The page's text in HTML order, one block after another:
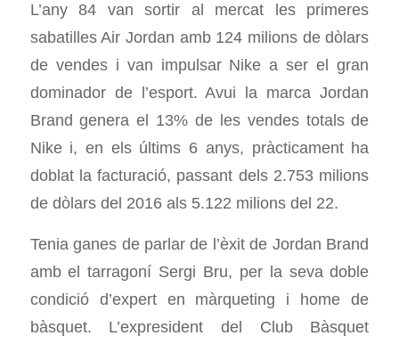
L’any 84 van sortir al mercat les primeres
sabatilles Air Jordan amb 124 milions de dòlars
de vendes i van impulsar Nike a ser el gran
dominador de l’esport. Avui la marca Jordan
Brand genera el 13% de les vendes totals de
Nike i, en els últims 6 anys, pràcticament ha
doblat la facturació, passant dels 2.753 milions
de dòlars del 2016 als 5.122 milions del 22.
Tenia ganes de parlar de l’èxit de Jordan Brand
amb el tarragoní Sergi Bru, per la seva doble
condició d’expert en màrqueting i home de
bàsquet. L’expresident del Club Bàsquet